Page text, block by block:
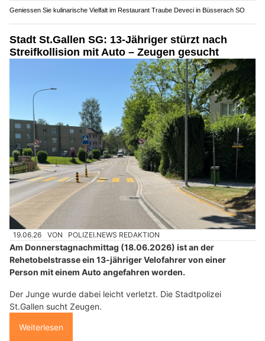
Geniessen Sie kulinarische Vielfalt im Restaurant Traube Deveci in Büsserach SO
Stadt St.Gallen SG: 13-Jähriger stürzt nach
Streifkollision mit Auto – Zeugen gesucht
19.06.26 VON POLIZEI.NEWS REDAKTION
Am Donnerstagnachmittag (18.06.2026) ist an der
Rehetobelstrasse ein 13-jähriger Velofahrer von einer
Person mit einem Auto angefahren worden.
Der Junge wurde dabei leicht verletzt. Die Stadtpolizei
St.Gallen sucht Zeugen.
Weiterlesen